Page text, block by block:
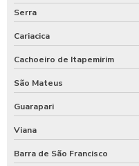
Serra
Cariacica
Cachoeiro de Itapemirim
São Mateus
Guarapari
Viana
Barra de São Francisco